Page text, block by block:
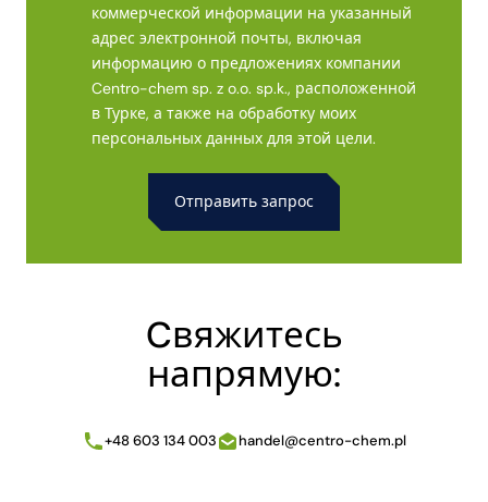
коммерческой информации на указанный
адрес электронной почты, включая
информацию о предложениях компании
Centro-chem sp. z o.o. sp.k., расположенной
в Турке, а также на обработку моих
персональных данных для этой цели.
Cвяжитесь
напрямую:
+48 603 134 003 handel@centro-chem.pl